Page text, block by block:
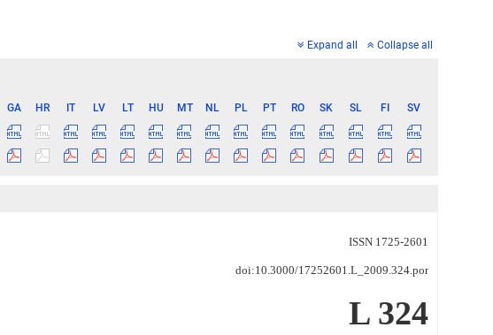
Expand all Collapse all
GA HR IT LV LT HU MT NL PL PT RO SK SL FI
SV
ISSN 1725-2601
doi:10.3000/17252601.L_2009.324.por
L 324